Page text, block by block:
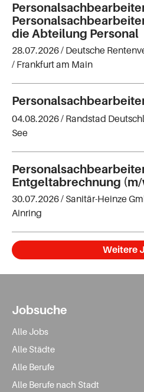
die Abteilung Personal
28.07.2026 / Deutsche
/ Frankfurt am Main
04.08.2026 / Randstad
See
Entgeltabrechnung
30.07.2026 / Sanitär-Heinze
Ainring
Weitere
Jobsuche
Alle Jobs
Alle Städte
Alle Berufe
Alle Berufe nach Stadt